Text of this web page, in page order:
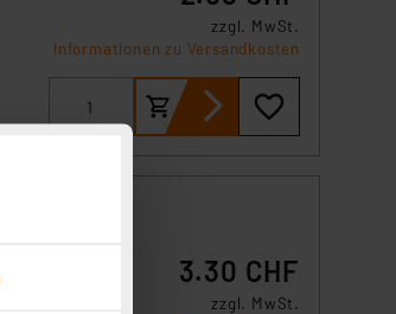
zzgl. MwSt.
Informationen zu Versandkosten
3.30 CHF
zzgl. MwSt.